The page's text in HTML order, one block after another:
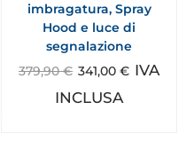
imbragatura, Spray
Hood e luce di
segnalazione
379,90€ 341,00 € IVA
INCLUSA